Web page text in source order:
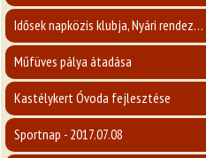
Idősek napközis klubja, Nyári rendezvény 2017.
Műfüves pálya átadása
Kastélykert Óvoda fejlesztése
Sportnap - 2017.07.08